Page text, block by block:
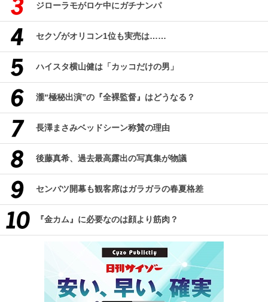
ジローラモがロケ中にガチナンパ
セクゾがオリコン1位も実売は……
ハイスタ横山健は「カッコだけの男」
瀧“極秘出演”の『全裸監督』はどうなる？
長澤まさみベッドシーン称賛の理由
後藤真希、過去最高露出の写真集が物議
センバツ開幕も観客席はガラガラの春夏格差
『金カム』に必要なのは顔より筋肉？